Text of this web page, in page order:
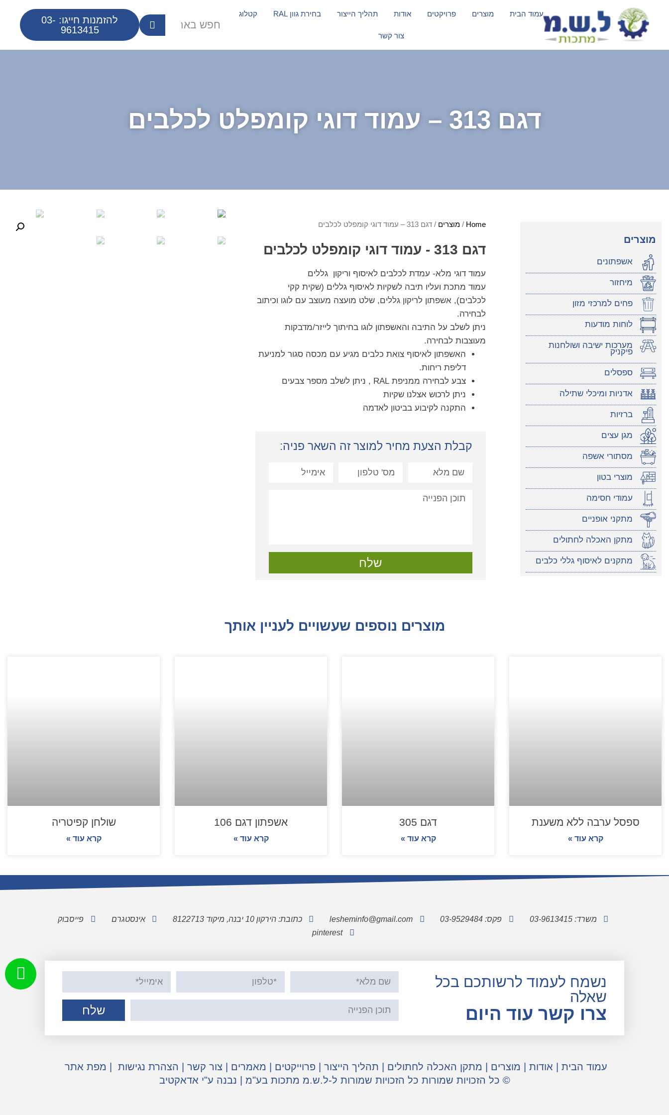
עמוד הבית מוצרים פרויקטים אודות תהליך הייצור בחירת גוון RAL קטלוג
צור קשר
להזמנות חייגו: 03-
9613415
דגם 313 – עמוד דוגי קומפלט לכלבים
מוצרים
אשפתונים
מיחזור
פחים למרכזי מזון
לוחות מודעות
מערכות ישיבה ושולחנות
פיקניק
ספסלים
אדניות ומיכלי שתילה
ברזיות
מגן עצים
מסתורי אשפה
מוצרי בטון
עמודי חסימה
מתקני אופניים
מתקן האכלה לחתולים
מתקנים לאיסוף גללי כלבים
Home
/מוצרים / דגם 313 – עמוד דוגי קומפלט לכלבים
דגם 313 - עמוד דוגי קומפלט לכלבים
עמוד דוגי מלא- עמדת לכלבים לאיסוף וריקון גללים
עמוד מתכת ועליו תיבה לשקיות לאיסוף גללים (שקית קקי
לכלבים), אשפתון לריקון גללים, שלט מועצה מעוצב עם לוגו וכיתוב
לבחירה.
ניתן לשלב על התיבה והאשפתון לוגו בחיתוך לייזר/מדבקות
מעוצבות לבחירה.
האשפתון לאיסוף צואת כלבים מגיע עם מכסה סגור למניעת
דליפת ריחות.
צבע לבחירה ממניפת RAL , ניתן לשלב מספר צבעים
ניתן לרכוש אצלנו שקיות
התקנה לקיבוע בביטון לאדמה
קבלת הצעת מחיר למוצר זה השאר פניה:
שלח
מוצרים נוספים שעשויים לעניין אותך
ספסל ערבה ללא משענת
קרא עוד »
דגם 305
קרא עוד »
אשפתון דגם 106
קרא עוד »
שולחן קפיטריה
קרא עוד »
משרד: 03-9613415 פקס: 03-9529484 lesheminfo@gmail.com כתובת: הירקון 10 יבנה, מיקוד 8122713 אינסטגרם
פייסבוק
pinterest
נשמח לעמוד לרשותכם בכל
שאלה
צרו קשר עוד היום שלח
עמוד הבית אודות מוצרים מתקן האכלה לחתולים תהליך הייצור פרוייקטים מאמרים צור קשר הצהרת נגישות
מפת אתר
© כל הזכויות שמורות כל הזכויות שמורות ל-ל.ש.מ מתכות בע"מ | נבנה ע"י אדאקטיב